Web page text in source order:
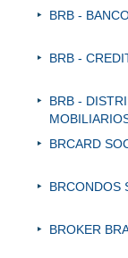
BRB -
BRB -
BRB -
BRCARD
BRCONDOS
BROKER